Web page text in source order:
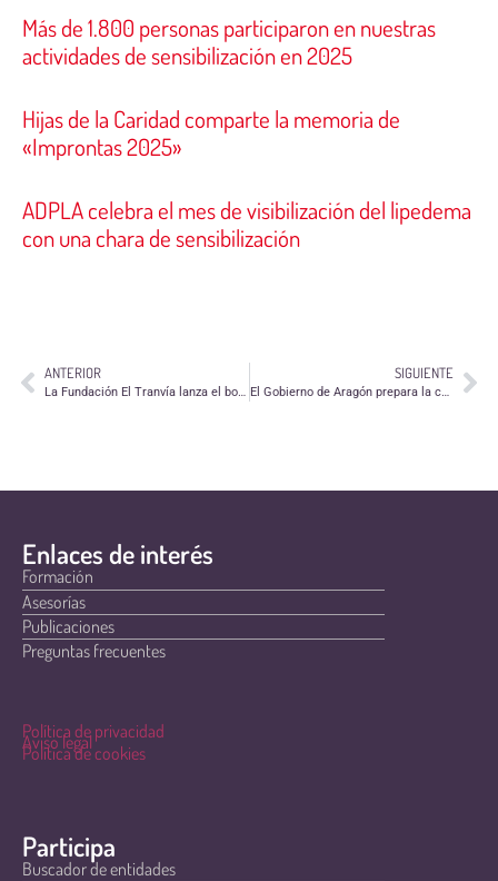
Más de 1.800 personas participaron en nuestras
actividades de sensibilización en 2025
Hijas de la Caridad comparte la memoria de
«Improntas 2025»
ADPLA celebra el mes de visibilización del lipedema
con una chara de sensibilización
ANTERIOR
La Fundación El Tranvía lanza el boletín de cuidados recíprocos comunitarios de junio
SIGUIENTE
El Gobierno de Aragón prepara la convocatoria de las subvenciones financiadas con cargo al IRPF 2020
Enlaces de interés
Formación
Asesorías
Publicaciones
Preguntas frecuentes
Política de privacidad
Aviso legal
Política de cookies
Participa
Buscador de entidades